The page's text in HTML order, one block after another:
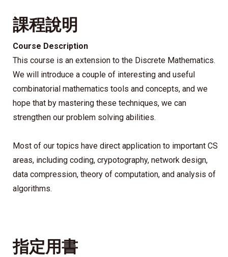
課程說明
Course Description
This course is an extension to the Discrete Mathematics.
We will introduce a couple of interesting and useful
combinatorial mathematics tools and concepts, and we
hope that by mastering these techniques, we can
strengthen our problem solving abilities.
Most of our topics have direct application to important CS
areas, including coding, crypotography, network design,
data compression, theory of computation, and analysis of
algorithms.
指定用書